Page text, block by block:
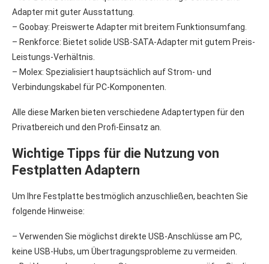
Adapter mit guter Ausstattung.
– Goobay: Preiswerte Adapter mit breitem Funktionsumfang.
– Renkforce: Bietet solide USB-SATA-Adapter mit gutem Preis-
Leistungs-Verhältnis.
– Molex: Spezialisiert hauptsächlich auf Strom- und
Verbindungskabel für PC-Komponenten.
Alle diese Marken bieten verschiedene Adaptertypen für den
Privatbereich und den Profi-Einsatz an.
Wichtige Tipps für die Nutzung von
Festplatten Adaptern
Um Ihre Festplatte bestmöglich anzuschließen, beachten Sie
folgende Hinweise:
– Verwenden Sie möglichst direkte USB-Anschlüsse am PC,
keine USB-Hubs, um Übertragungsprobleme zu vermeiden.